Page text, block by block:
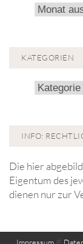
Archiv!
KATEGORIEN
Kategorien
INFO:
Die hier
Eigentum des
dienen nur zur